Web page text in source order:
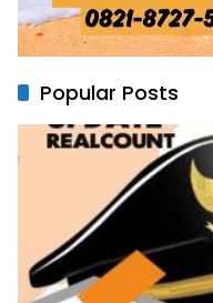
Popular Posts